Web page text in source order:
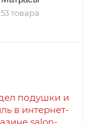
53 товара